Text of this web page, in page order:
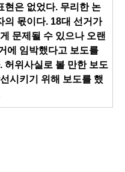
현은 없었다. 무리한 논
의 몫이다. 18대 선거가
문제될 수 있으나 오랜
에 임박했다고 보도를
허위사실로 볼 만한 보도
시키기 위해 보도를 했